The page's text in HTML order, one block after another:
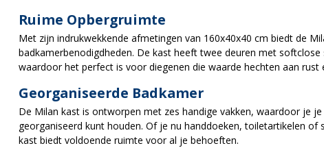
Ruime Opbergruimte
Met zijn indrukwekkende afmetingen van 160x40x40 cm biedt de
badkamerbenodigdheden. De kast heeft twee deuren met
waardoor het perfect is voor diegenen die waarde hechten aan rust
Georganiseerde Badkamer
De Milan kast is ontworpen met zes handige vakken, waardoor je
georganiseerd kunt houden. Of je nu handdoeken, toiletartikelen
kast biedt voldoende ruimte voor al je behoeften.